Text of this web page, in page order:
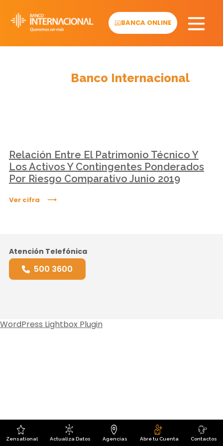
content
BANCA ONLINE
Banco Internacional
Relación Entre El Patrimonio Técnico Y
Los Activos Y Contingentes Ponderados
Por Riesgo Comparativo Junio 2019
Ver cifra
Atención Telefónica
500 3600
Zensational Actualiza Datos Agencias Abre tu Cuenta Contactos
WordPress Lightbox Plugin